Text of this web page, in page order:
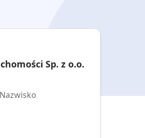
Sp. z o.o.